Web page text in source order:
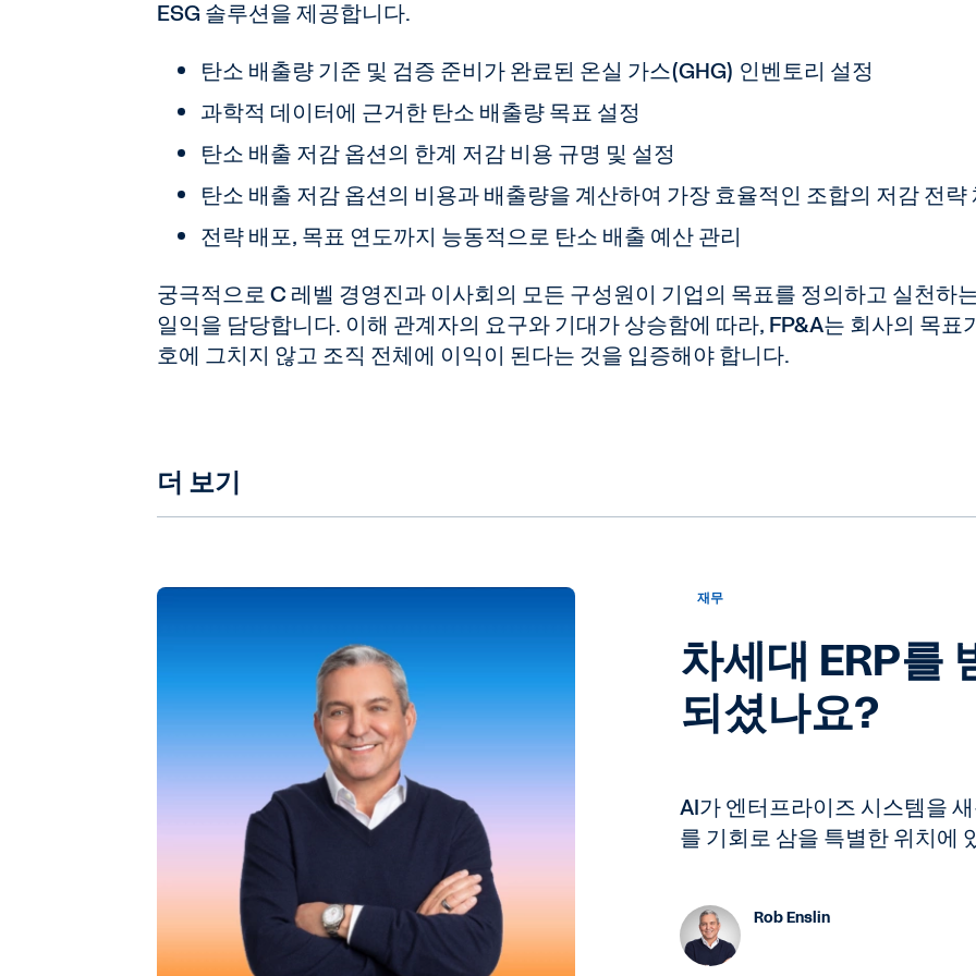
ESG 솔루션을 제공합니다.
탄소 배출량 기준 및 검증 준비가 완료된 온실 가스(GHG) 인벤토리 설정
과학적 데이터에 근거한 탄소 배출량 목표 설정
탄소 배출 저감 옵션의 한계 저감 비용 규명 및 설정
탄소 배출 저감 옵션의 비용과 배출량을 계산하여 가장 효율적인 조합의 저감 전략
전략 배포, 목표 연도까지 능동적으로 탄소 배출 예산 관리
궁극적으로 C 레벨 경영진과 이사회의 모든 구성원이 기업의 목표를 정의하고 실천하
일익을 담당합니다. 이해 관계자의 요구와 기대가 상승함에 따라, FP&A는 회사의 목표
호에 그치지 않고 조직 전체에 이익이 된다는 것을 입증해야 합니다.
더 보기
재무
차세대 ERP를
되셨나요?
AI가 엔터프라이즈 시스템을
를 기회로 삼을 특별한 위치에
Rob Enslin